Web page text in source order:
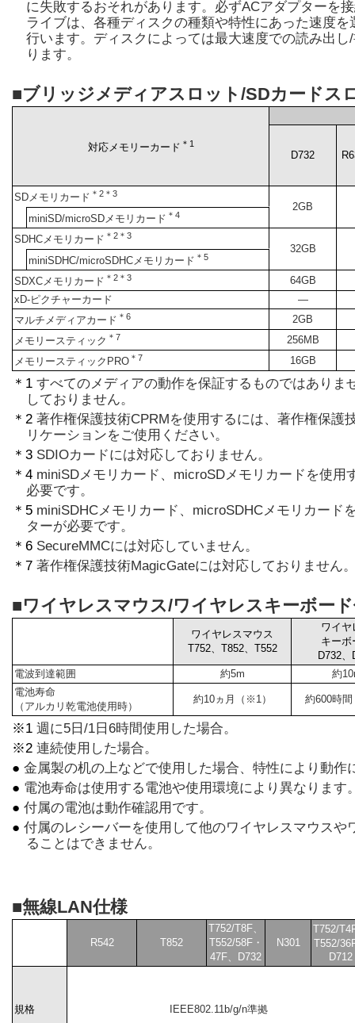
に失敗するおそれがあります。必ずACアダプターを
ライブは、各種ディスクの種類や特性にあった速度
行います。ディスクによっては最大速度での読み出
ります。
■ブリッジメディアスロット/SDカードス
対応メモリーカード ＊1
D732
SDメモリカード ＊2＊3
2GB
miniSD/microSDメモリカード ＊4
SDHCメモリカード ＊2＊3
32GB
miniSDHC/microSDHCメモリカード ＊5
SDXCメモリカード ＊2＊3
64GB
xD-ピクチャーカード
―
マルチメディアカード ＊6
2GB
メモリースティック ＊7
256MB
メモリースティックPRO ＊7 16GB
＊1 すべてのメディアの動作を保証するものではありま
しておりません。
＊2 著作権保護技術CPRMを使用するには、著作権保護
リケーションをご使用ください。
＊3 SDIOカードには対応しておりません。
＊4 miniSDメモリカード、microSDメモリカードを使用
必要です。
＊5 miniSDHCメモリカード、microSDHCメモリカード
ターが必要です。
＊6 SecureMMCには対応していません。
＊7 著作権保護技術MagicGateには対応しておりません
■ワイヤレスマウス/ワイヤレスキーボー
ワイヤレスマウス
T752、T852、T552
ワイヤ
キーボ
D732、
電波到達範囲
約5m
約
電池寿命
（アルカリ乾電池使用時）
約10ヵ月（※1） 約600時
※1 週に5日/1日6時間使用した場合。
※2 連続使用した場合。
● 金属製の机の上などで使用した場合、特性により動作
● 電池寿命は使用する電池や使用環境により異なります
● 付属の電池は動作確認用です。
● 付属のレシーバーを使用して他のワイヤレスマウスや
ることはできません。
■無線LAN仕様
R542 T852
T752/T8F、
T552/58F・
47F、D732
N301
T752/
T552/
D712
規格 IEEE802.11b/g/n準拠